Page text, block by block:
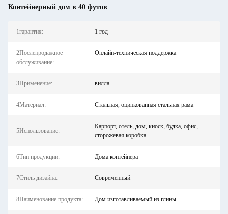
Контейнерный дом в 40 футов
1гарантия: 1 год
2Послепродажное
обслуживание:
Онлайн-техническая поддержка
3Применение: вилла
4Материал: Стальная, оцинкованная стальная рама
5Использование:
Карпорт, отель, дом, киоск, будка, офис,
сторожевая коробка
6Тип продукции: Дома контейнера
7Стиль дизайна: Современный
8Наименование продукта: Дом изготавливаемый из глины